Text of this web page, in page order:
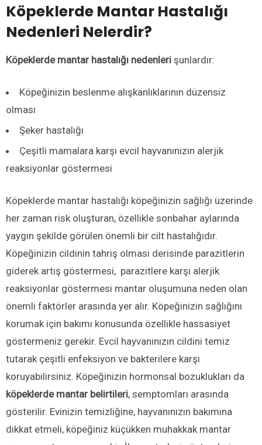
Köpeklerde Mantar Hastalığı
Nedenleri Nelerdir?
Köpeklerde mantar hastalığı nedenleri şunlardır:
Köpeğinizin beslenme alışkanlıklarının düzensiz
olması
Şeker hastalığı
Çeşitli mamalara karşı evcil hayvanınızın alerjik
reaksiyonlar göstermesi
Köpeklerde mantar hastalığı köpeğinizin sağlığı üzerinde
her zaman risk oluşturan, özellikle sonbahar aylarında
yaygın şekilde görülen önemli bir cilt hastalığıdır.
Köpeğinizin cildinin tahriş olması derisinde parazitlerin
giderek artış göstermesi, parazitlere karşı alerjik
reaksiyonlar göstermesi mantar oluşumuna neden olan
önemli faktörler arasında yer alır. Köpeğinizin sağlığını
korumak için bakımı konusunda özellikle hassasiyet
göstermeniz gerekir. Evcil hayvanınızın cildini temiz
tutarak çeşitli enfeksiyon ve bakterilere karşı
koruyabilirsiniz. Köpeğinizin hormonsal bozuklukları da
köpeklerde mantar belirtileri, semptomları arasında
gösterilir. Evinizin temizliğine, hayvanınızın bakımına
dikkat etmeli, köpeğiniz küçükken muhakkak mantar